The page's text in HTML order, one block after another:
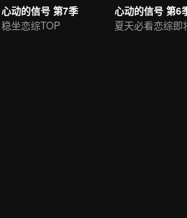
心动的信号 第7季
稳坐恋综TOP
心动的信号 第6
夏天必看恋综即